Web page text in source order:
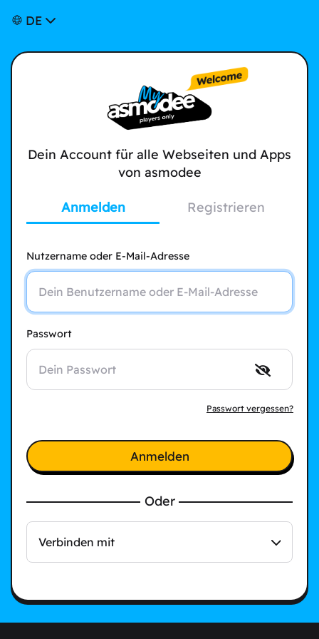
DE
Dein Account für alle Webseiten und Apps
von asmodee
Anmelden Registrieren
Nutzername oder E-Mail-Adresse
Passwort
Passwort vergessen?
Anmelden
Oder
Verbinden mit